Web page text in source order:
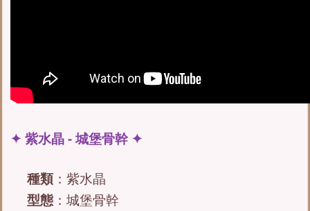
✦ 紫水晶 - 城堡骨幹 ✦
種類 ：紫水晶
型態 ：城堡骨幹